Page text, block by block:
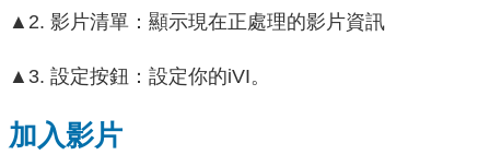
▲2. 影片清單：顯示現在正處理的影片資訊
▲3. 設定按鈕：設定你的iVI。
加入影片